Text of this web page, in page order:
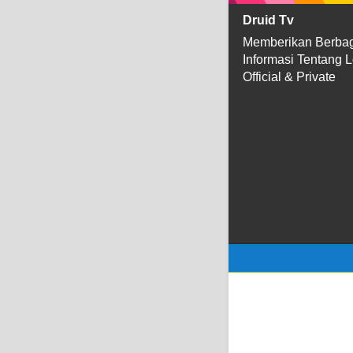
Druid Tv
Memberikan
Informasi Tentang
Official & Private